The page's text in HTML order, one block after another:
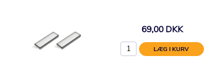
69,00 DKK
LÆG I KURV